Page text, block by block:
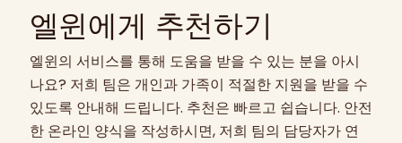
엘윈에게 추천하기
엘윈의 서비스를 통해 도움을 받을 수 있는 분을 아시
나요? 저희 팀은 개인과 가족이 적절한 지원을 받을 수
있도록 안내해 드립니다. 추천은 빠르고 쉽습니다. 안전
한 온라인 양식을 작성하시면, 저희 팀의 담당자가 연